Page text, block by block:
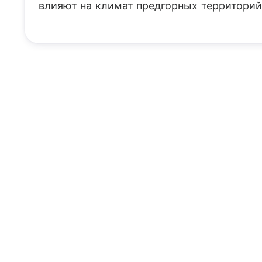
влияют на климат предгорных